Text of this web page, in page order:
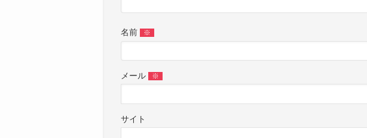
名前 ※
メール ※
サイト